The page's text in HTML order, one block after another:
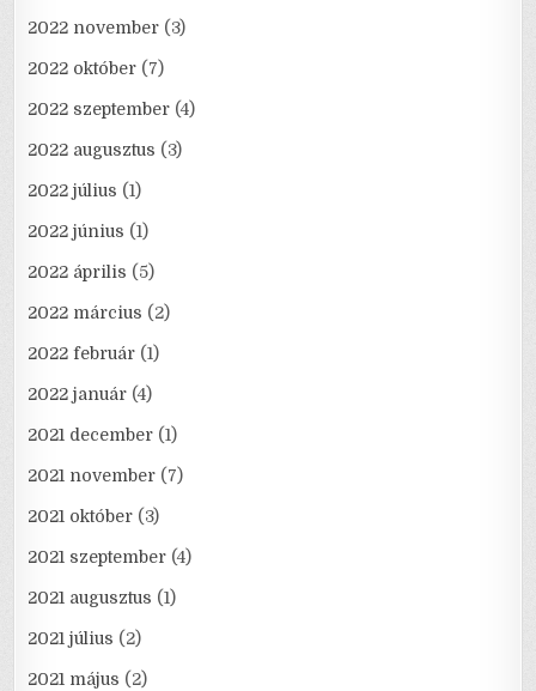
2022 november (3)
2022 október (7)
2022 szeptember (4)
2022 augusztus (3)
2022 július (1)
2022 június (1)
2022 április (5)
2022 március (2)
2022 február (1)
2022 január (4)
2021 december (1)
2021 november (7)
2021 október (3)
2021 szeptember (4)
2021 augusztus (1)
2021 július (2)
2021 május (2)